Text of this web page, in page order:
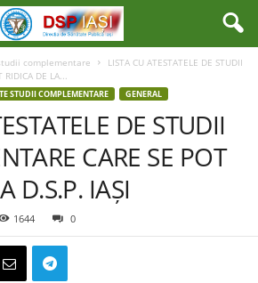
complementare
LISTA CU ATESTATELE DE STUDII
RIDICA DE LA...
STUDII COMPLEMENTARE GENERAL
DE STUDII
CARE SE POT
D.S.P. IAȘI
1644 0